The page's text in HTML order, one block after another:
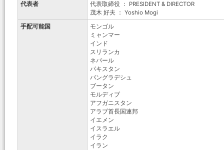
代表者
代表取締役 ： PRESIDENT & DIRECTOR
茂木 好夫 ： Yoshio Mogi
手配可能国
モンゴル
ミャンマー
インド
スリランカ
ネパール
パキスタン
バングラデシュ
ブータン
モルディブ
アフガニスタン
アラブ首長国連邦
イエメン
イスラエル
イラク
イラン